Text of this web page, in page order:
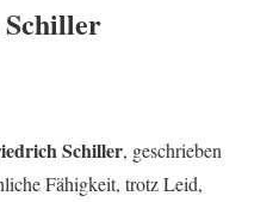
Schiller, geschrieben
Fähigkeit, trotz Leid,